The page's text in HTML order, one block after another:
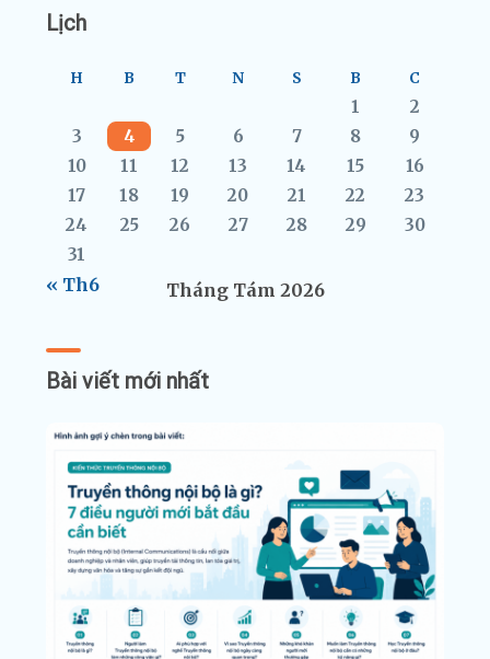
Lịch
Tháng Tám 2026
H B T N S B C
1
2
3
4 5 6 7 8
9
10
11 12 13 14 15
16
17
18 19 20 21 22
23
24
25 26 27 28 29
30
31
« Th6
Bài viết mới nhất